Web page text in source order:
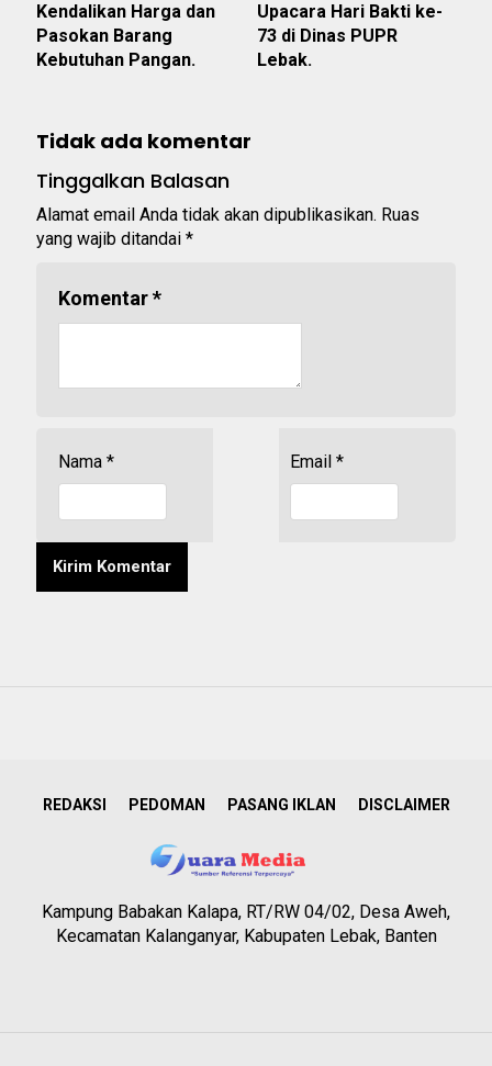
Kendalikan Harga dan
Pasokan Barang
Kebutuhan Pangan.
Upacara Hari Bakti ke-
73 di Dinas PUPR
Lebak.
Tidak ada komentar
Tinggalkan Balasan
Alamat email Anda tidak akan dipublikasikan. Ruas
yang wajib ditandai *
Komentar*
Nama * Email *
REDAKSI PEDOMAN PASANG IKLAN DISCLAIMER
Kampung Babakan Kalapa, RT/RW 04/02, Desa Aweh,
Kecamatan Kalanganyar, Kabupaten Lebak, Banten